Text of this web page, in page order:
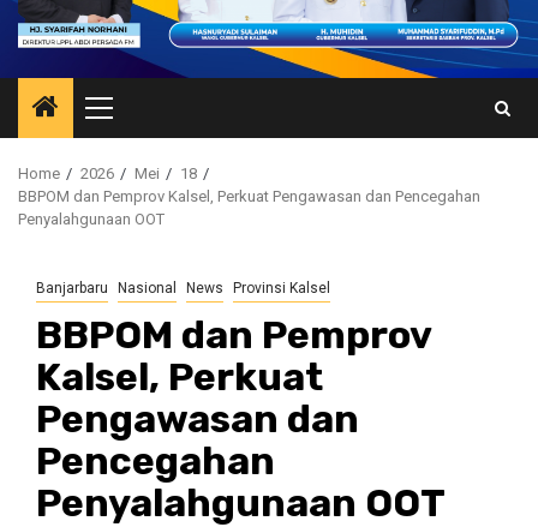
Primary
Menu
Home 2026 Mei
18
BBPOM dan Pemprov Kalsel, Perkuat Pengawasan dan Pencegahan
Penyalahgunaan OOT
Banjarbaru Nasional News Provinsi Kalsel
BBPOM dan Pemprov
Kalsel, Perkuat
Pengawasan dan
Pencegahan
Penyalahgunaan OOT